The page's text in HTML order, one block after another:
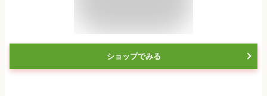
ショップでみる